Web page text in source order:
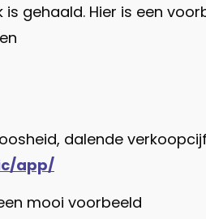
gehaald. Hier is een
dalende
app/
mooi voorbeeld